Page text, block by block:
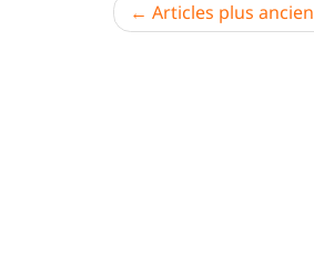
Navigation
Articles plus